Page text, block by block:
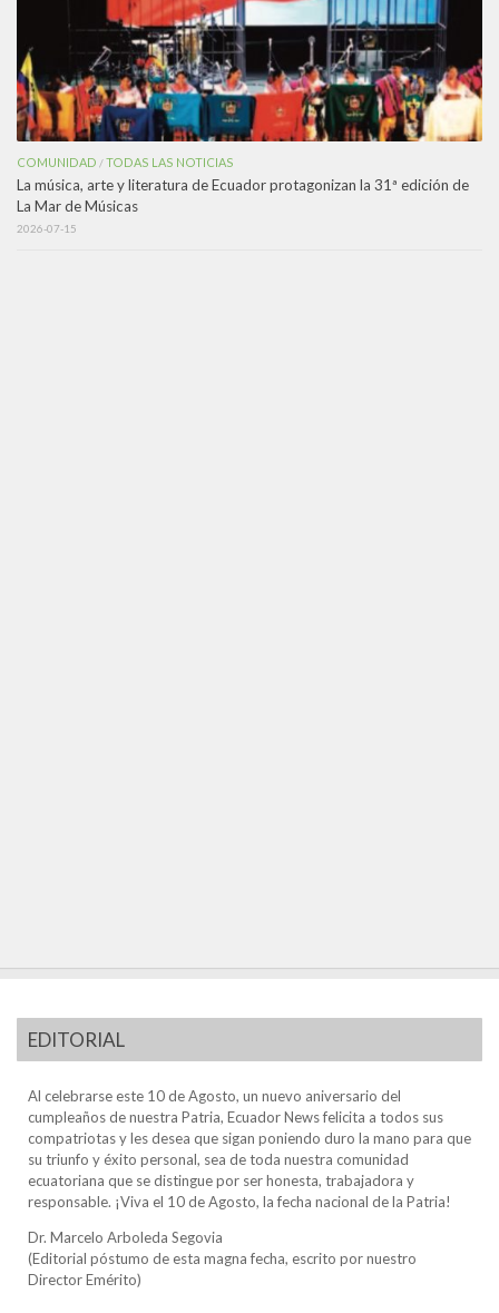
COMUNIDAD /TODAS LAS NOTICIAS
La música, arte y literatura de Ecuador protagonizan la 31ª edición de
La Mar de Músicas
2026-07-15
EDITORIAL
Al celebrarse este 10 de Agosto, un nuevo aniversario del
cumpleaños de nuestra Patria, Ecuador News felicita a todos sus
compatriotas y les desea que sigan poniendo duro la mano para que
su triunfo y éxito personal, sea de toda nuestra comunidad
ecuatoriana que se distingue por ser honesta, trabajadora y
responsable. ¡Viva el 10 de Agosto, la fecha nacional de la Patria!
Dr. Marcelo Arboleda Segovia
(Editorial póstumo de esta magna fecha, escrito por nuestro
Director Emérito)